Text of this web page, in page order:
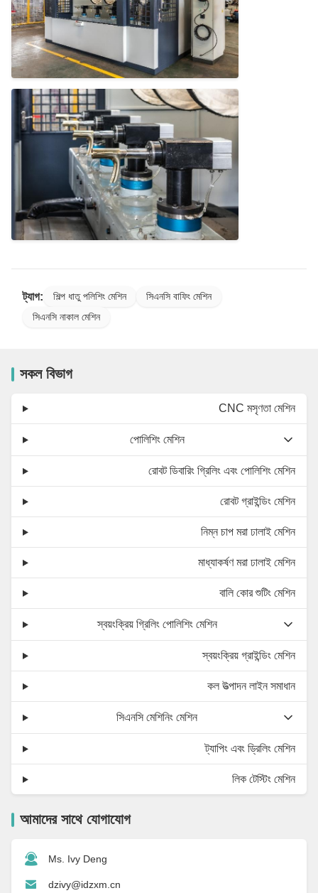
ট্যাগ: শিল্প ধাতু পলিশিং মেশিন
সিএনসি বাফিং মেশিন
সিএনসি নাকাল মেশিন
সকল বিভাগ
CNC মসৃণতা মেশিন
পোলিশিং মেশিন
রোবট ডিবারিং গ্রিলিং এবং পোলিশিং মেশিন
রোবট গ্রাইন্ডিং মেশিন
নিম্ন চাপ মরা ঢালাই মেশিন
মাধ্যাকর্ষণ মরা ঢালাই মেশিন
বালি কোর শুটিং মেশিন
স্বয়ংক্রিয় গ্রিলিং পোলিশিং মেশিন
স্বয়ংক্রিয় গ্রাইন্ডিং মেশিন
কল উত্পাদন লাইন সমাধান
সিএনসি মেশিনিং মেশিন
ট্যাপিং এবং ড্রিলিং মেশিন
লিক টেস্টিং মেশিন
আমাদের সাথে যোগাযোগ
Ms. Ivy Deng
dzivy@idzxm.cn